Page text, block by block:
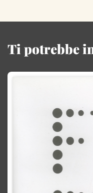
Ti potrebbe